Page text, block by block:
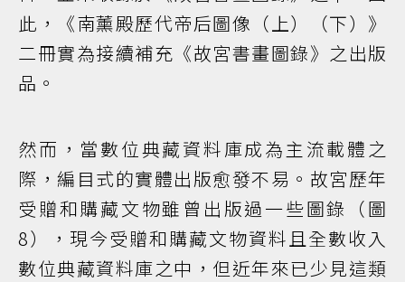
此，《南薰殿歷代帝后圖像（上）（下）》
二冊實為接續補充《故宮書畫圖錄》之出版
品。
然而，當數位典藏資料庫成為主流載體之
際，編目式的實體出版愈發不易。故宮歷年
受贈和購藏文物雖曾出版過一些圖錄（圖
8），現今受贈和購藏文物資料且全數收入
數位典藏資料庫之中，但近年來已少見這類